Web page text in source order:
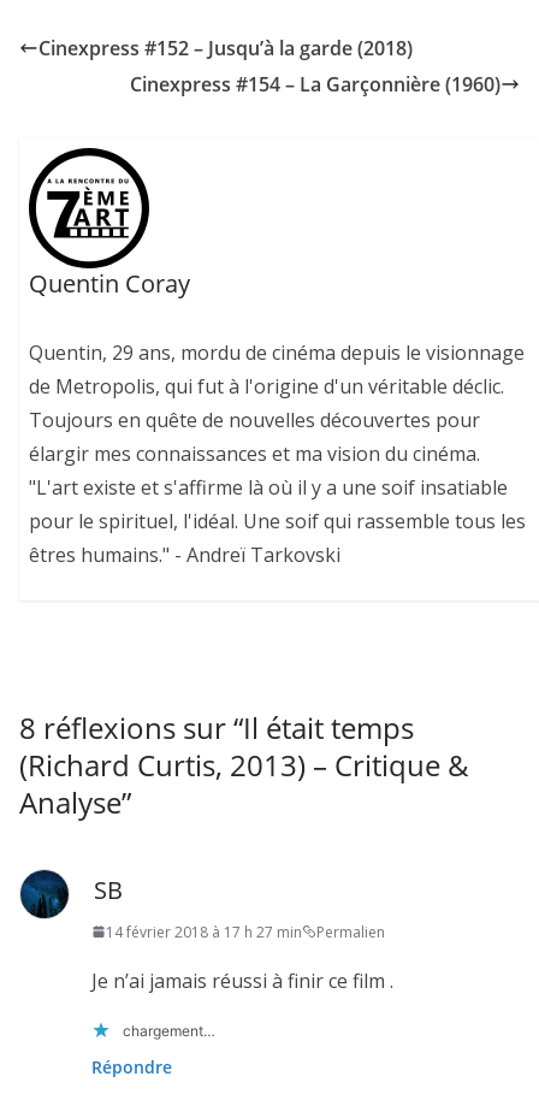
Cinexpress #152 – Jusqu’à la garde (2018)
Cinexpress #154 – La Garçonnière (1960)
Quentin Coray
Quentin, 29 ans, mordu de cinéma depuis le visionnage
de Metropolis, qui fut à l'origine d'un véritable déclic.
Toujours en quête de nouvelles découvertes pour
élargir mes connaissances et ma vision du cinéma.
"L'art existe et s'affirme là où il y a une soif insatiable
pour le spirituel, l'idéal. Une soif qui rassemble tous les
êtres humains." - Andreï Tarkovski
8 réflexions sur “Il était temps
(Richard Curtis, 2013) – Critique &
Analyse”
SB
14 février 2018 à 17 h 27 min Permalien
Je n’ai jamais réussi à finir ce film .
chargement…
Répondre